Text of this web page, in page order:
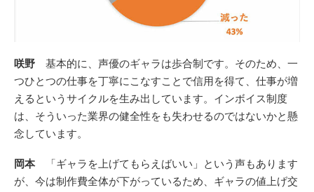
咲野 基本的に、声優のギャラは歩合制です。そのため、一
つひとつの仕事を丁寧にこなすことで信用を得て、仕事が増
えるというサイクルを生み出しています。インボイス制度
は、そういった業界の健全性をも失わせるのではないかと懸
念しています。
岡本「ギャラを上げてもらえばいい」という声もあります
が、今は制作費全体が下がっているため、ギャラの値上げ交